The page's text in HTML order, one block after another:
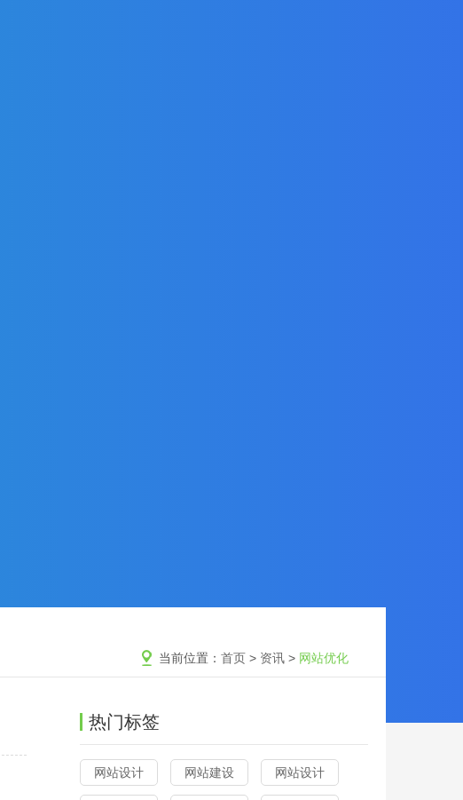
当前位置：首页 > 资讯 > 网站优化
热门标签
网站设计 网站建设 网站设计